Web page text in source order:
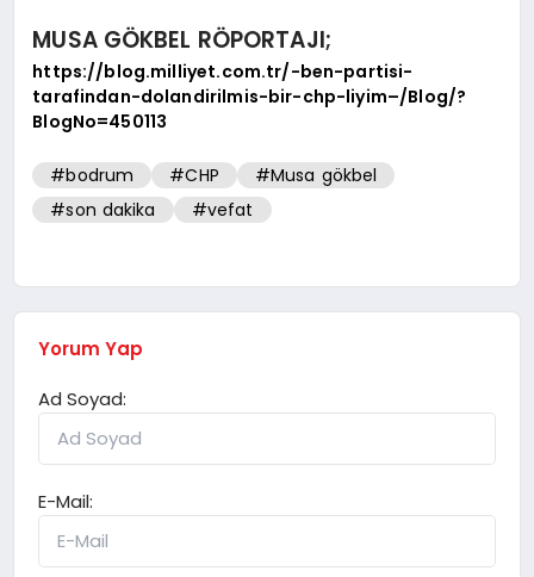
MUSA GÖKBEL RÖPORTAJI;
https://blog.milliyet.com.tr/-ben-partisi-
tarafindan-dolandirilmis-bir-chp-liyim–/Blog/?
BlogNo=450113
#bodrum #CHP
#Musa gökbel
#son dakika
#vefat
Yorum Yap
Ad Soyad:
E-Mail: